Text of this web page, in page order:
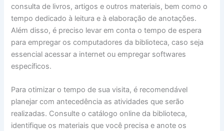
consulta de livros, artigos e outros materiais, bem como o
tempo dedicado à leitura e à elaboração de anotações.
Além disso, é preciso levar em conta o tempo de espera
para empregar os computadores da biblioteca, caso seja
essencial acessar a internet ou empregar softwares
específicos.
Para otimizar o tempo de sua visita, é recomendável
planejar com antecedência as atividades que serão
realizadas. Consulte o catálogo online da biblioteca,
identifique os materiais que você precisa e anote os